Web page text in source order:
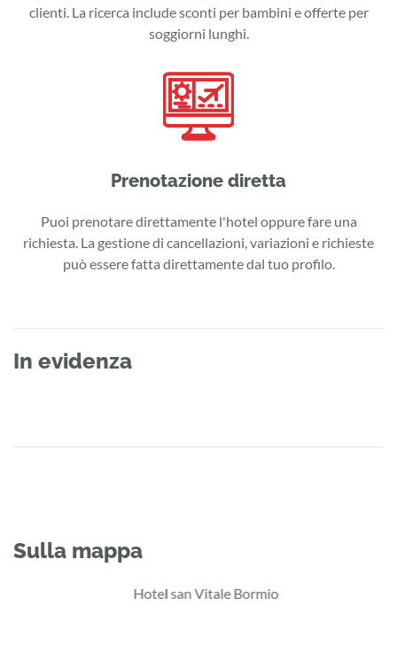
clienti. La ricerca include sconti per bambini e offerte per
soggiorni lunghi.
Prenotazione diretta
Puoi prenotare direttamente l'hotel oppure fare una
richiesta. La gestione di cancellazioni, variazioni e richieste
può essere fatta direttamente dal tuo profilo.
In evidenza
Sulla mappa